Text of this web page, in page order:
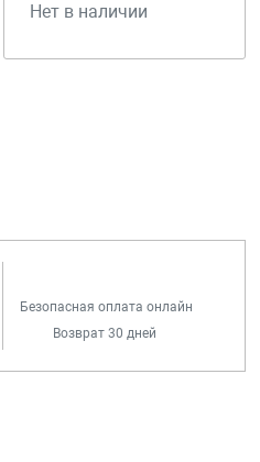
Нет в наличии
Безопасная оплата онлайн
Возврат 30 дней